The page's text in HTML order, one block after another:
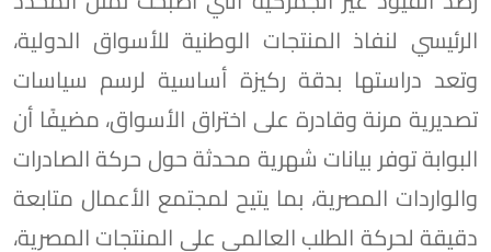
الرئيسي لنفاذ المنتجات الوطنية للأسواق الدولية،
وتعد دراستها بدقة ركيزة أساسية لرسم سياسات
تصديرية مرنة وقادرة على اختراق الأسواق، مضيفًا أن
البوابة توفر بيانات شهرية محدثة حول حركة الصادرات
والواردات المصرية، بما يتيح لمجتمع الأعمال متابعة
دقيقة لحركة الطلب العالمي على المنتجات المصرية،